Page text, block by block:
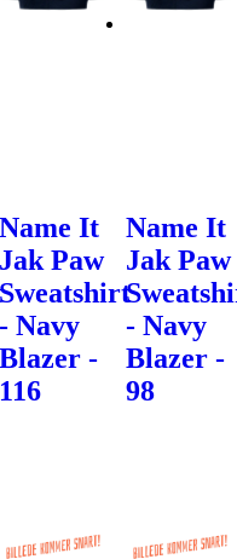
Name It
Jak Paw
- Navy
Blazer -
116
Name It
Jak Paw
- Navy
Blazer -
98